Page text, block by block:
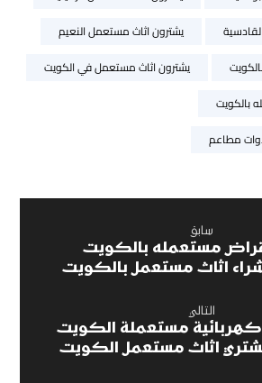
يشترون اثاث مستعمل النعيم
يشترون اثاث مستعمل في الكويت
بالكويت
مطاعم
سابق
مستعمله بالكويت
التالي
كهربائية مستعملة الكويت